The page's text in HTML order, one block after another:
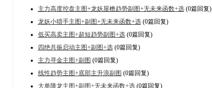
主力高度控盘主图+龙妖屋檐趋势副图+无未来函数+选(0篇回复)
龙妖小猎手主图+副图+无未来函数+选(0篇回复)
低买高卖主图+超短趋势副图+选(0篇回复)
四绝共振启动主图+副图+选(0篇回复)
主力寻金主图+副图 (0篇回复)
线性趋势主图+底部主升浪副图 (0篇回复)
大单降龙主图+副图+无未来函数+选(0篇回复)